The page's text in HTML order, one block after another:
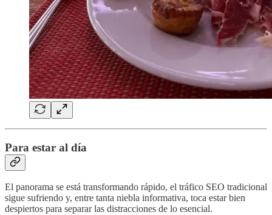
Para estar al día
El panorama se está transformando rápido, el tráfico SEO tradicional
sigue sufriendo y, entre tanta niebla informativa, toca estar bien
despiertos para separar las distracciones de lo esencial.